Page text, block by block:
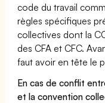
code du travail
règles spécifiques
collectives dont la
des CFA et CFC.
faut avoir en tête le
En cas de conflit
et la convention